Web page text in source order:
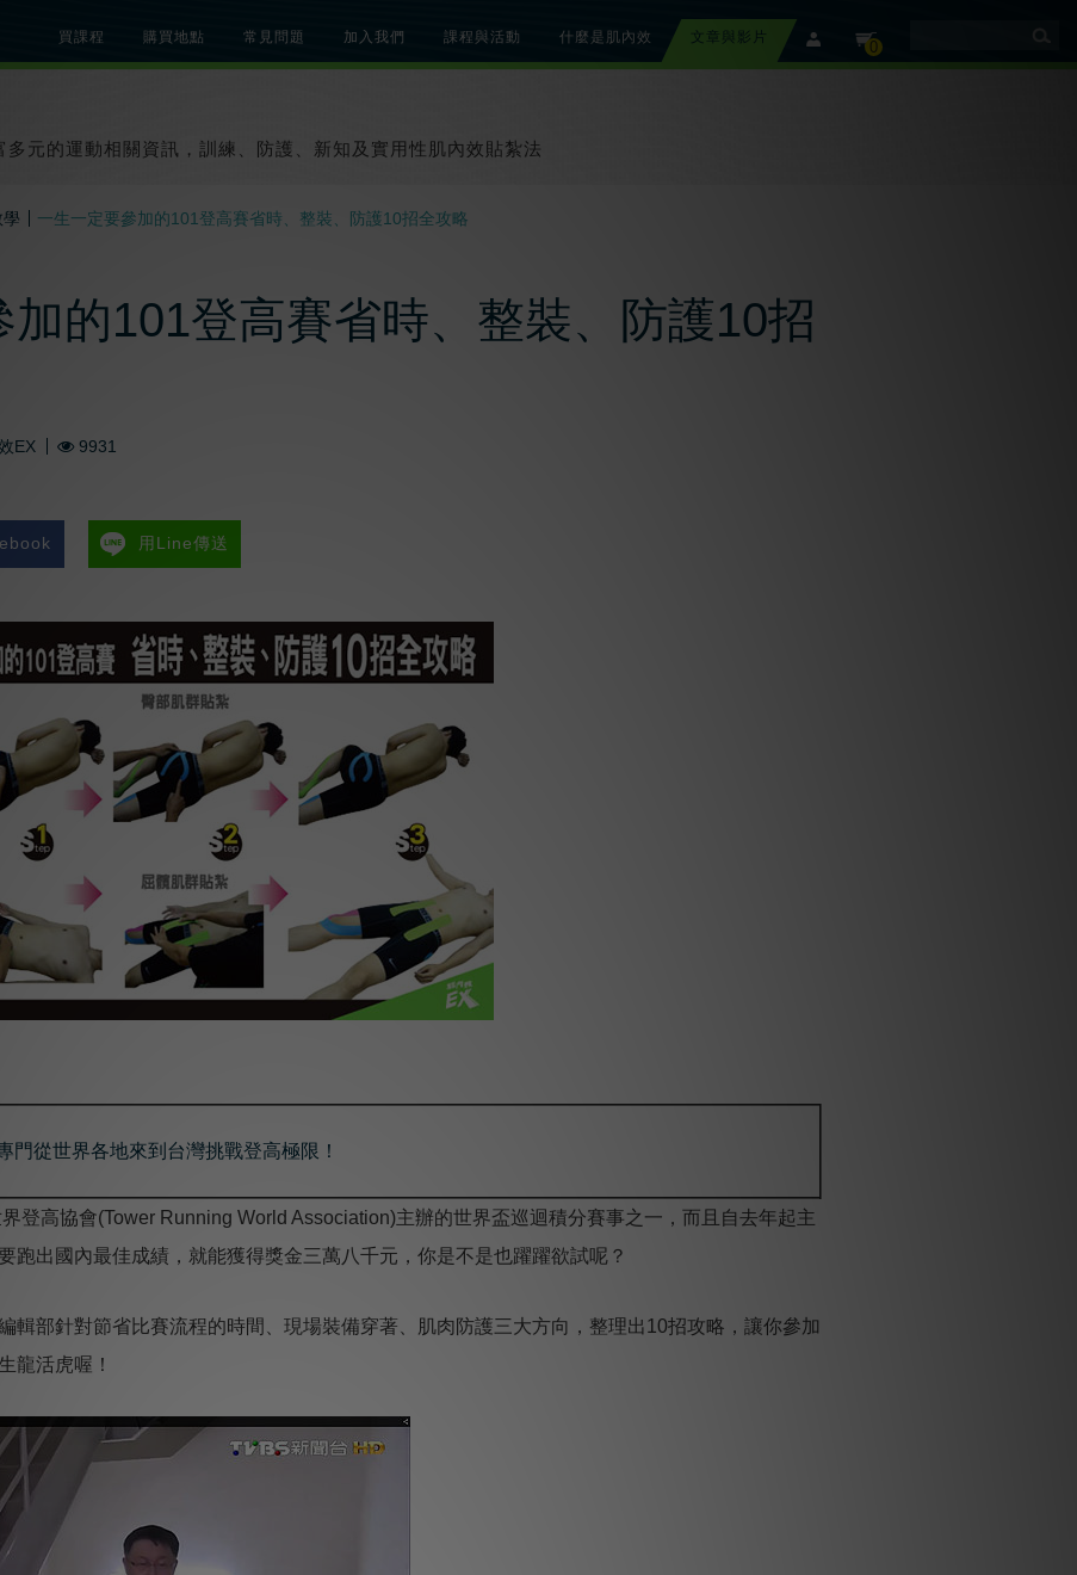
cart 0
member
買課程 購買地點 常見問題 加入我們
課程與活動
什麼是肌內效
文章與影片
多元的運動相關資訊，訓練、防護、新知及實用性肌內效貼紮法
學 一生一定要參加的101登高賽省時、整裝、防護10招全攻略
加的101登高賽省時、整裝、防護10招
EX 9931
用Line傳送
門從世界各地來到台灣挑戰登高極限！
登高協會(Tower Running World Association)主辦的世界盃巡迴積分賽事之一，而且自去年起主
跑出國內最佳成績，就能獲得獎金三萬八千元，你是不是也躍躍欲試呢？
輯部針對節省比賽流程的時間、現場裝備穿著、肌肉防護三大方向，整理出10招攻略，讓你參加
龍活虎喔！